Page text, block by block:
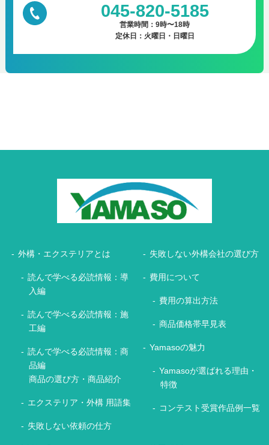
045-820-5185
営業時間：9時〜18時
定休日：火曜日・日曜日
外構・エクステリアとは
読んで学べる必読情報：導
入編
読んで学べる必読情報：施
工編
読んで学べる必読情報：商
品編
商品の選び方・商品紹介
エクステリア・外構 用語集
失敗しない依頼の仕方
失敗しない外構会社の選び方
費用について
費用の算出方法
商品価格帯早見表
Yamasoの魅力
Yamasoが選ばれる理由・
特徴
コンテスト受賞作品例一覧